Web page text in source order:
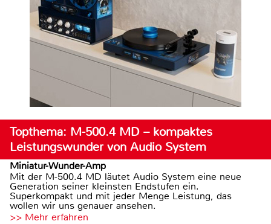
Topthema: M-500.4 MD – kompaktes
Leistungswunder von Audio System
Miniatur-Wunder-Amp
Mit der M-500.4 MD läutet Audio System eine neue
Generation seiner kleinsten Endstufen ein.
Superkompakt und mit jeder Menge Leistung, das
wollen wir uns genauer ansehen.
>> Mehr erfahren